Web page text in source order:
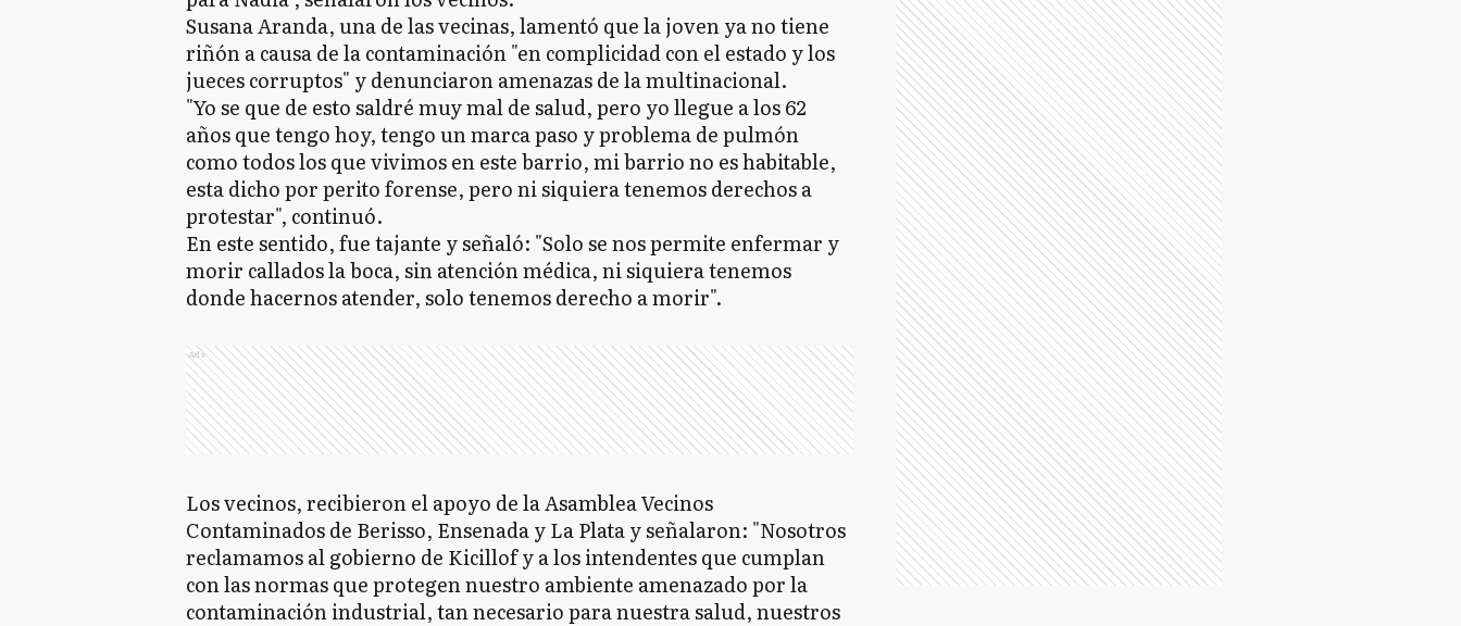
Susana Aranda, una de las vecinas, lamentó que la joven ya no tiene
riñón a causa de la contaminación "en complicidad con el estado y los
jueces corruptos" y denunciaron amenazas de la multinacional.
"Yo se que de esto saldré muy mal de salud, pero yo llegue a los 62
años que tengo hoy, tengo un marca paso y problema de pulmón
como todos los que vivimos en este barrio, mi barrio no es habitable,
esta dicho por perito forense, pero ni siquiera tenemos derechos a
protestar", continuó.
En este sentido, fue tajante y señaló: "Solo se nos permite enfermar y
morir callados la boca, sin atención médica, ni siquiera tenemos
donde hacernos atender, solo tenemos derecho a morir".
Ads
Los vecinos, recibieron el apoyo de la Asamblea Vecinos
Contaminados de Berisso, Ensenada y La Plata y señalaron: "Nosotros
reclamamos al gobierno de Kicillof y a los intendentes que cumplan
con las normas que protegen nuestro ambiente amenazado por la
contaminación industrial, tan necesario para nuestra salud, nuestros